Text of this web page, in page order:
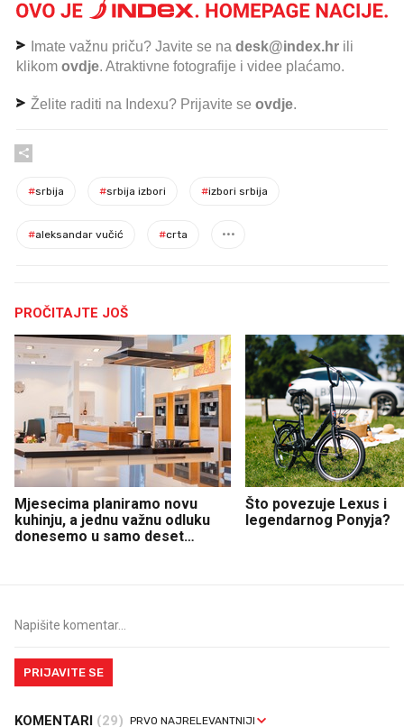
Imate važnu priču? Javite se na desk@index.hr ili
klikom ovdje. Atraktivne fotografije i videe plaćamo.
Želite raditi na Indexu? Prijavite se ovdje.
#srbija #srbija izbori #izbori srbija
#aleksandar vučić #crta
PROČITAJTE JOŠ
Mjesecima planiramo novu
kuhinju, a jednu važnu odluku
donesemo u samo deset
Što povezuje Lexus i
legendarnog Ponyja?
PRIJAVITE SE
KOMENTARI (29)